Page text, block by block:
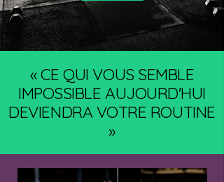
« CE QUI VOUS SEMBLE
IMPOSSIBLE AUJOURD'HUI
DEVIENDRA VOTRE ROUTINE
»